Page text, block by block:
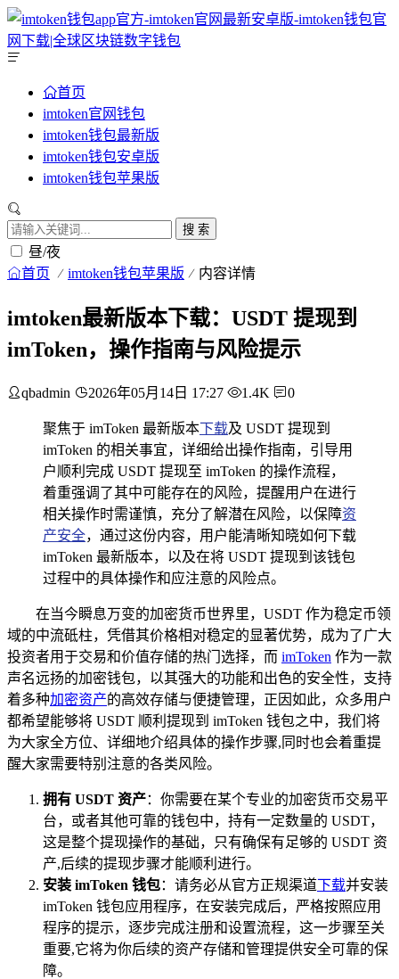
首页
imtoken官网钱包
imtoken钱包最新版
imtoken钱包安卓版
imtoken钱包苹果版
搜 索
昼/夜
首页 imtoken钱包苹果版 内容详情
imtoken最新版本下载：USDT 提现到
imToken，操作指南与风险提示
qbadmin 2026年05月14日 17:27 1.4K 0
聚焦于 imToken 最新版本下载及 USDT 提现到
imToken 的相关事宜，详细给出操作指南，引导用
户顺利完成 USDT 提现至 imToken 的操作流程，
着重强调了其中可能存在的风险，提醒用户在进行
相关操作时需谨慎，充分了解潜在风险，以保障资
产安全，通过这份内容，用户能清晰知晓如何下载
imToken 最新版本，以及在将 USDT 提现到该钱包
过程中的具体操作和应注意的风险点。
在当今瞬息万变的加密货币世界里，USDT 作为稳定币领
域的中流砥柱，凭借其价格相对稳定的显著优势，成为了广大
投资者用于交易和价值存储的热门选择，而 imToken 作为一款
声名远扬的加密钱包，以其强大的功能和出色的安全性，支持
着多种加密资产的高效存储与便捷管理，正因如此，众多用户
都希望能够将 USDT 顺利提现到 imToken 钱包之中，我们将
为大家全方位、详细地介绍具体的操作步骤,同时也会着重提
醒大家需要特别注意的各类风险。
拥有 USDT 资产：你需要在某个专业的加密货币交易平
台，或者其他可靠的钱包中，持有一定数量的 USDT，
这是整个提现操作的基础，只有确保有足够的 USDT 资
产,后续的提现步骤才能顺利进行。
安装 imToken 钱包：请务必从官方正规渠道下载并安装
imToken 钱包应用程序，在安装完成后，严格按照应用
程序的提示，逐步完成注册和设置流程，这一步骤至关
重要,它将为你后续的资产存储和管理提供安全可靠的保
障。